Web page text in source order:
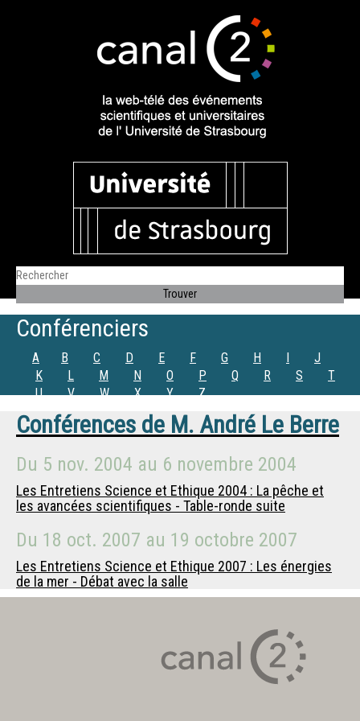
Conférenciers
A B C D E F G H I
J
K
L M N O P Q R S
T
U
V W X Y Z
Conférences de M. André Le Berre
Du 5 nov. 2004 au 6 novembre 2004
Les Entretiens Science et Ethique 2004 : La pêche et
les avancées scientifiques - Table-ronde suite
Du 18 oct. 2007 au 19 octobre 2007
Les Entretiens Science et Ethique 2007 : Les énergies
de la mer - Débat avec la salle